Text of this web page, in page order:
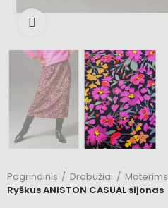
Pagrindinis Drabužiai Moterims
Ryškus ANISTON CASUAL sijonas